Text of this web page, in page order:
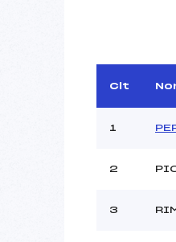
Arbitre :
Assistant :
MANCHE 1
Clt
1
2
3